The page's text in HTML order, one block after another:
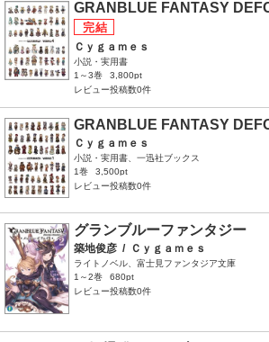
GRANBLUE FANTASY
Ｃｙｇａｍｅｓ
小説・実用書
1～3巻
3,800pt
レビュー投稿数0件
GRANBLUE FANTASY
Ｃｙｇａｍｅｓ
小説・実用書、一迅社ブックス
1巻
3,500pt
レビュー投稿数0件
グランブルーファンタジー
築地俊彦 / Ｃｙｇａｍｅｓ
ライトノベル、富士見ファンタジア文庫
1～2巻
680pt
レビュー投稿数0件